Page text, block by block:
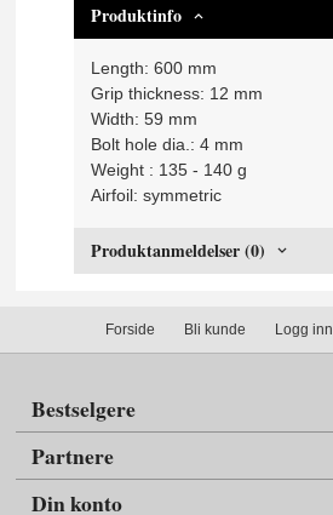
Produktinfo
Length: 600 mm
Grip thickness: 12 mm
Width: 59 mm
Bolt hole dia.: 4 mm
Weight : 135 - 140 g
Airfoil: symmetric
Produktanmeldelser (0)
Forside Bli kunde Logg inn
Bestselgere
Partnere
Din konto